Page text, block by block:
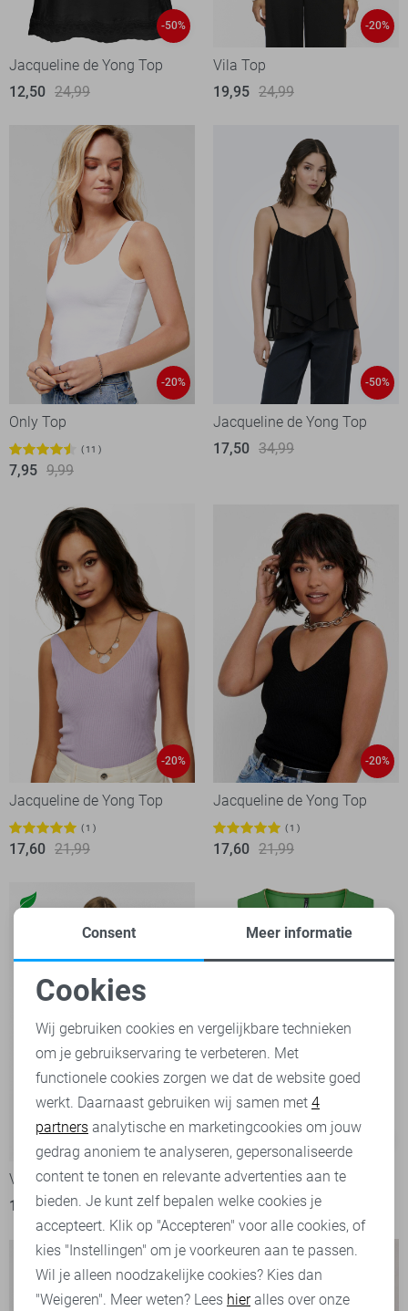
-50%
Jacqueline de Yong Top
12,50 24,99
-20%
Vila Top
19,95 24,99
-20%
Only Top
11
7,95 9,99
-50%
Jacqueline de Yong Top
17,50 34,99
-20%
Jacqueline de Yong Top
1
17,60 21,99
-20%
Jacqueline de Yong Top
1
17,60 21,99
Vila Top
19,95 24,99
Only Top
12,50 24,99
Noodzakelijke cookies
Personalisatie cookies
Analytische cookies
Marketing cookies
Consent Meer informatie
Cookies
Wij gebruiken cookies en vergelijkbare technieken
om je gebruikservaring te verbeteren. Met
functionele cookies zorgen we dat de website goed
werkt. Daarnaast gebruiken wij samen met 4
partners analytische en marketingcookies om jouw
gedrag anoniem te analyseren, gepersonaliseerde
content te tonen en relevante advertenties aan te
bieden. Je kunt zelf bepalen welke cookies je
accepteert. Klik op "Accepteren" voor alle cookies, of
kies "Instellingen" om je voorkeuren aan te passen.
Wil je alleen noodzakelijke cookies? Kies dan
"Weigeren". Meer weten? Lees hieralles over onze